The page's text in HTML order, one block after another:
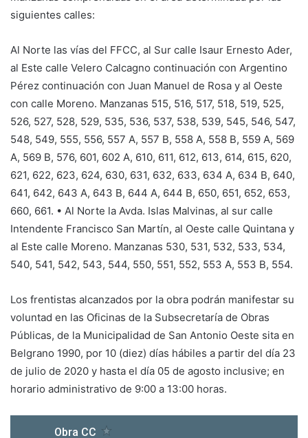
siguientes calles:
Al Norte las vías del FFCC, al Sur calle Isaur Ernesto Ader,
al Este calle Velero Calcagno continuación con Argentino
Pérez continuación con Juan Manuel de Rosa y al Oeste
con calle Moreno. Manzanas 515, 516, 517, 518, 519, 525,
526, 527, 528, 529, 535, 536, 537, 538, 539, 545, 546, 547,
548, 549, 555, 556, 557 A, 557 B, 558 A, 558 B, 559 A, 569
A, 569 B, 576, 601, 602 A, 610, 611, 612, 613, 614, 615, 620,
621, 622, 623, 624, 630, 631, 632, 633, 634 A, 634 B, 640,
641, 642, 643 A, 643 B, 644 A, 644 B, 650, 651, 652, 653,
660, 661. • Al Norte la Avda. Islas Malvinas, al sur calle
Intendente Francisco San Martín, al Oeste calle Quintana y
al Este calle Moreno. Manzanas 530, 531, 532, 533, 534,
540, 541, 542, 543, 544, 550, 551, 552, 553 A, 553 B, 554.
Los frentistas alcanzados por la obra podrán manifestar su
voluntad en las Oficinas de la Subsecretaría de Obras
Públicas, de la Municipalidad de San Antonio Oeste sita en
Belgrano 1990, por 10 (diez) días hábiles a partir del día 23
de julio de 2020 y hasta el día 05 de agosto inclusive; en
horario administrativo de 9:00 a 13:00 horas.